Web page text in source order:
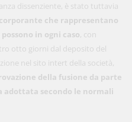
dissenziente, è stato tuttavia
che rappresentano
in ogni caso, con
otto giorni dal deposito del
nel sito intert della società,
della fusione da parte
adottata secondo le normali